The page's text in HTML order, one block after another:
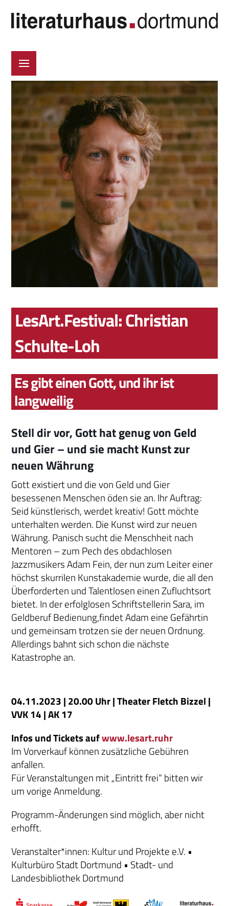
LesArt.Festival: Christian
Schulte-Loh
Es gibt einen Gott, und ihr ist
langweilig
Stell dir vor, Gott hat genug von Geld
und Gier – und sie macht Kunst zur
neuen Währung
Gott existiert und die von Geld und Gier
besessenen Menschen öden sie an. Ihr Auftrag:
Seid künstlerisch, werdet kreativ! Gott möchte
unterhalten werden. Die Kunst wird zur neuen
Währung. Panisch sucht die Menschheit nach
Mentoren – zum Pech des obdachlosen
Jazzmusikers Adam Fein, der nun zum Leiter einer
höchst skurrilen Kunstakademie wurde, die all den
Überforderten und Talentlosen einen Zufluchtsort
bietet. In der erfolglosen Schriftstellerin Sara, im
Geldberuf Bedienung,findet Adam eine Gefährtin
und gemeinsam trotzen sie der neuen Ordnung.
Allerdings bahnt sich schon die nächste
Katastrophe an.
04.11.2023 | 20.00 Uhr | Theater Fletch Bizzel |
VVK 14 | AK 17
Infos und Tickets aufwww.lesart.ruhr
Im Vorverkauf können zusätzliche Gebühren
anfallen.
Für Veranstaltungen mit „Eintritt frei“ bitten wir
um vorige Anmeldung.
Programm-Änderungen sind möglich, aber nicht
erhofft.
Veranstalter*innen: Kultur und Projekte e.V. •
Kulturbüro Stadt Dortmund • Stadt- und
Landesbibliothek Dortmund